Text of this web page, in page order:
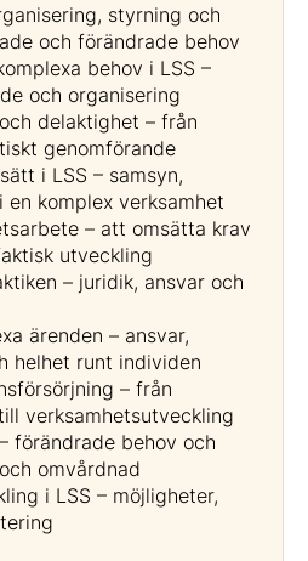
styrning och
och förändrade behov
behov i LSS –
och organisering
delaktighet – från
genomförande
i LSS – samsyn,
komplex verksamhet
– att omsätta krav
utveckling
– juridik, ansvar och
ärenden – ansvar,
helhet runt individen
– från
verksamhetsutveckling
förändrade behov och
omvårdnad
i LSS – möjligheter,